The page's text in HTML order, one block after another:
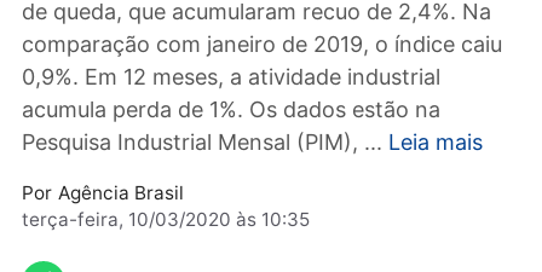
dezembro de 2019, após dois meses
de queda, que acumularam recuo de 2,4%.
comparação com janeiro de 2019, o índice
0,9%. Em 12 meses, a atividade industrial
Pesquisa Industrial Mensal (PIM), ...
Por